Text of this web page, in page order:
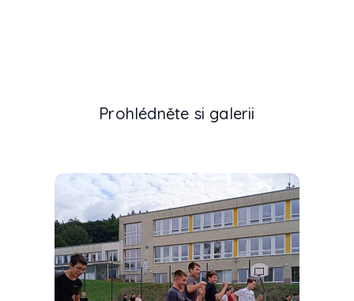
Prohlédněte si galerii